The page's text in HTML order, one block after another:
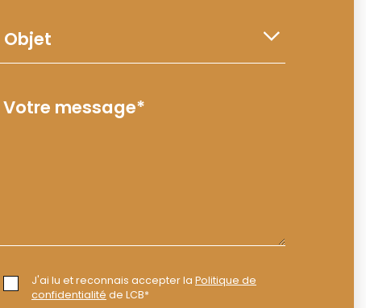
J'ai lu et reconnais accepter la Politique de
confidentialité de LCB*